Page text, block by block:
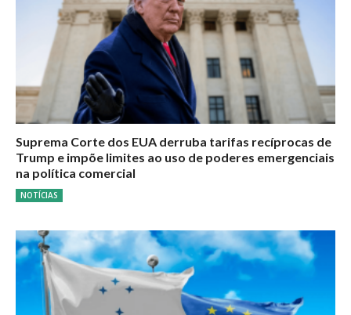
Suprema Corte dos EUA derruba tarifas recíprocas de
Trump e impõe limites ao uso de poderes emergenciais
na política comercial
NOTÍCIAS